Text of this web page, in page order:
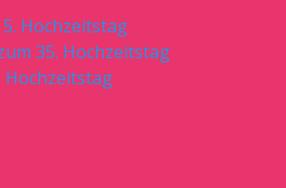
5. Hochzeitstag
zum 35. Hochzeitstag
Hochzeitstag